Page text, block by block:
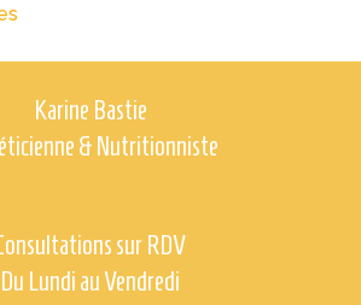
Karine Bastie
& Nutritionniste
sur RDV
Du Lundi au Vendredi